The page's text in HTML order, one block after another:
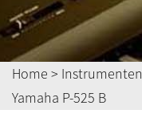
Home > Instrumenten
Yamaha P-525 B